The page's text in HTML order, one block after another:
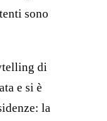
sono
di
e si è
la